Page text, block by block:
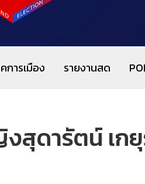
การเมือง รายงานสด
ดารัตน์ เก